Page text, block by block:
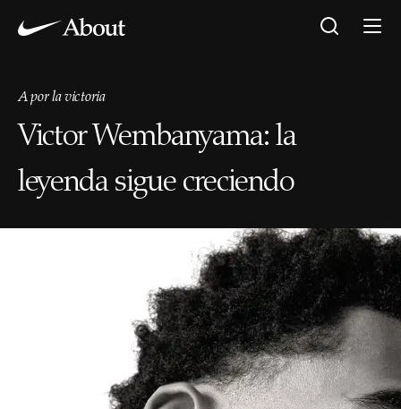
A por la victoria
Victor Wembanyama: la
leyenda sigue creciendo